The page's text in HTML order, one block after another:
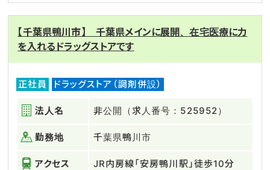
【千葉県鴨川市】 千葉県メインに展開、在宅医療に力
を入れるドラッグストアです
正社員 ドラッグストア（調剤併設）
法人名 非公開（求人番号：525952）
勤務地 千葉県鴨川市
アクセス JR内房線「安房鴨川駅」徒歩10分